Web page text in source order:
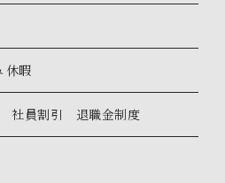
暇
社員割引 退職金制度